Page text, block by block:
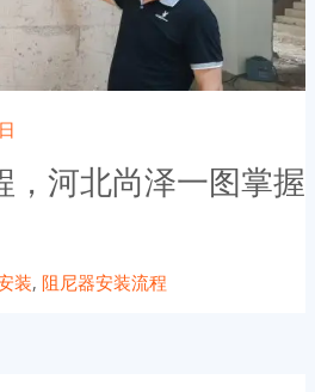
，河北尚泽一图掌握
装, 阻尼器安装流程